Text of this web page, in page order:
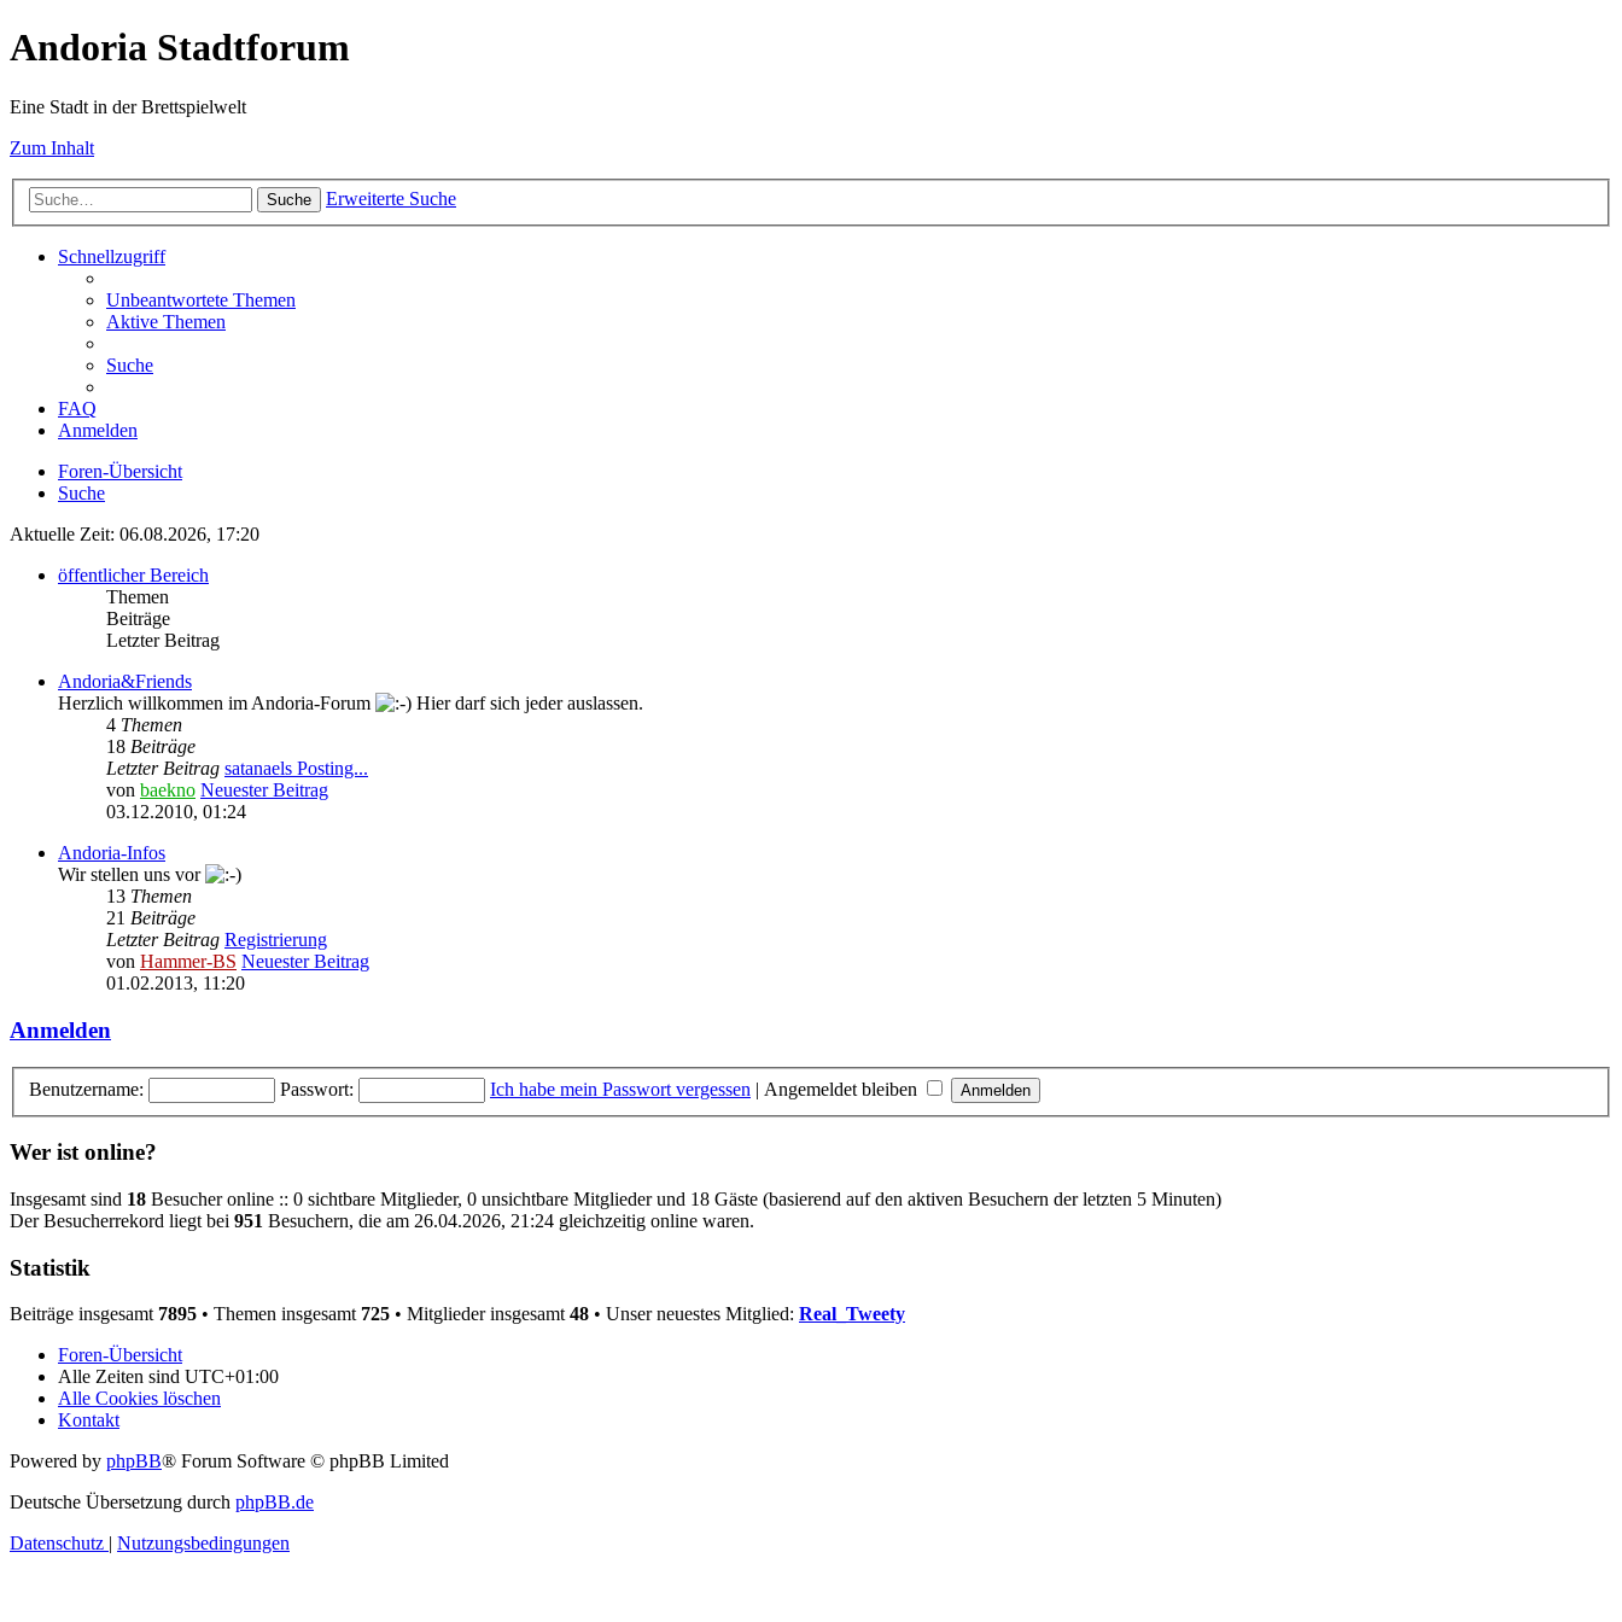
Andoria Stadtforum
Eine Stadt in der Brettspielwelt
Zum Inhalt
Suche Erweiterte Suche
Schnellzugriff
Unbeantwortete Themen
Aktive Themen
Suche
FAQ
Anmelden
Foren-Übersicht
Suche
Aktuelle Zeit: 06.08.2026, 17:20
öffentlicher Bereich
Themen
Beiträge
Letzter Beitrag
Andoria&Friends
Herzlich willkommen im Andoria-Forum
Hier darf sich jeder auslassen.
4 Themen
18 Beiträge
Letzter Beitrag satanaels Posting...
von baekno Neuester Beitrag
03.12.2010, 01:24
Andoria-Infos
Wir stellen uns vor
13 Themen
21 Beiträge
Letzter Beitrag Registrierung
von Hammer-BS Neuester Beitrag
01.02.2013, 11:20
Anmelden
Benutzername: Passwort: Ich habe mein Passwort vergessen | Angemeldet bleiben
Wer ist online?
Insgesamt sind 18 Besucher online :: 0 sichtbare Mitglieder, 0 unsichtbare Mitglieder und 18 Gäste (basierend auf den aktiven Besuchern der letzten 5 Minuten)
Der Besucherrekord liegt bei 951 Besuchern, die am 26.04.2026, 21:24 gleichzeitig online waren.
Statistik
Beiträge insgesamt 7895 • Themen insgesamt 725 • Mitglieder insgesamt 48 • Unser neuestes Mitglied: Real_Tweety
Foren-Übersicht
Alle Zeiten sind UTC+01:00
Alle Cookies löschen
Kontakt
Powered by phpBB® Forum Software © phpBB Limited
Deutsche Übersetzung durch phpBB.de
Datenschutz | Nutzungsbedingungen